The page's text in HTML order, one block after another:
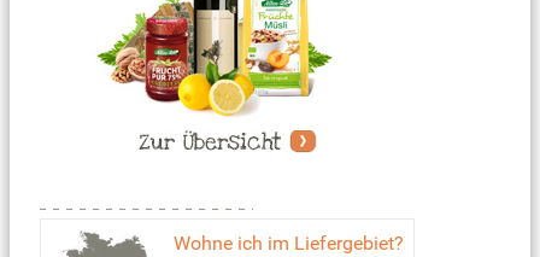
Wohne ich im Liefergebiet?